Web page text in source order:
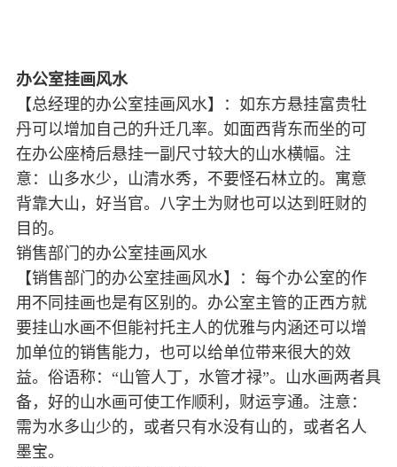
办公室挂画风水
【总经理的办公室挂画风水】：如东方悬挂富贵牡
丹可以增加自己的升迁几率。如面西背东而坐的可
在办公座椅后悬挂一副尺寸较大的山水横幅。注
意：山多水少，山清水秀，不要怪石林立的。寓意
背靠大山，好当官。八字土为财也可以达到旺财的
目的。
销售部门的办公室挂画风水
【销售部门的办公室挂画风水】：每个办公室的作
用不同挂画也是有区别的。办公室主管的正西方就
要挂山水画不但能衬托主人的优雅与内涵还可以增
加单位的销售能力，也可以给单位带来很大的效
益。俗语称：“山管人丁，水管才禄”。山水画两者具
备，好的山水画可使工作顺利，财运亨通。注意：
需为水多山少的，或者只有水没有山的，或者名人
墨宝。